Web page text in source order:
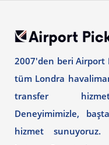
2007'den beri Airport
tüm Londra
transfer
Deneyimimizle,
hizmet sunuyoruz.